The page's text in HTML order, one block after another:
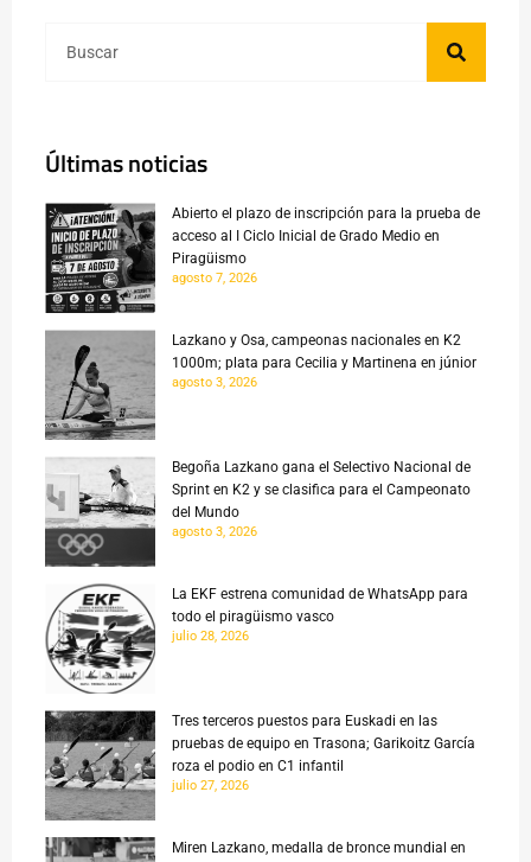
Últimas noticias
Abierto el plazo de inscripción para la prueba de
acceso al I Ciclo Inicial de Grado Medio en
Piragüismo
agosto 7, 2026
Lazkano y Osa, campeonas nacionales en K2
1000m; plata para Cecilia y Martinena en júnior
agosto 3, 2026
Begoña Lazkano gana el Selectivo Nacional de
Sprint en K2 y se clasifica para el Campeonato
del Mundo
agosto 3, 2026
La EKF estrena comunidad de WhatsApp para
todo el piragüismo vasco
julio 28, 2026
Tres terceros puestos para Euskadi en las
pruebas de equipo en Trasona; Garikoitz García
roza el podio en C1 infantil
julio 27, 2026
Miren Lazkano, medalla de bronce mundial en